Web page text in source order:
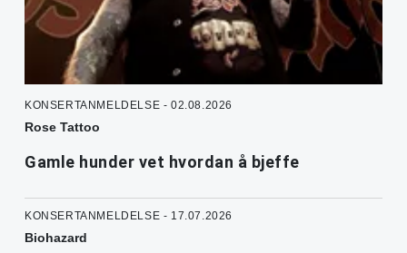
KONSERTANMELDELSE - 02.08.2026
Rose Tattoo
Gamle hunder vet hvordan å bjeffe
KONSERTANMELDELSE - 17.07.2026
Biohazard